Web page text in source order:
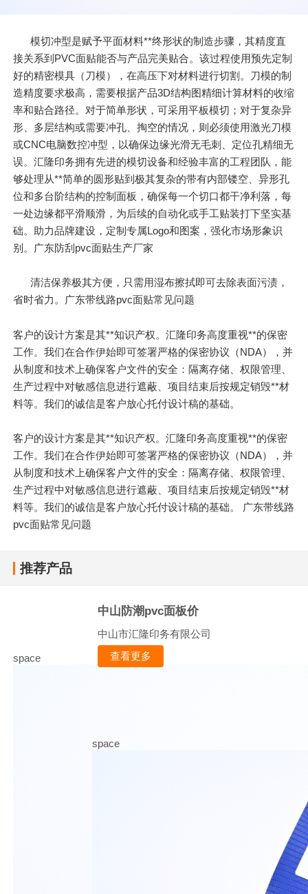
模切冲型是赋予平面材料**终形状的制造步骤，其精度直
接关系到PVC面贴能否与产品完美贴合。该过程使用预先定制
好的精密模具（刀模），在高压下对材料进行切割。刀模的制
造精度要求极高，需要根据产品3D结构图精细计算材料的收缩
率和贴合路径。对于简单形状，可采用平板模切；对于复杂异
形、多层结构或需要冲孔、掏空的情况，则必须使用激光刀模
或CNC电脑数控冲型，以确保边缘光滑无毛刺、定位孔精细无
误。汇隆印务拥有先进的模切设备和经验丰富的工程团队，能
够处理从**简单的圆形贴到极其复杂的带有内部镂空、异形孔
位和多台阶结构的控制面板，确保每一个切口都干净利落，每
一处边缘都平滑顺滑，为后续的自动化或手工贴装打下坚实基
础。助力品牌建设，定制专属Logo和图案，强化市场形象识
别。广东防刮pvc面贴生产厂家
清洁保养极其方便，只需用湿布擦拭即可去除表面污渍，
省时省力。广东带线路pvc面贴常见问题
客户的设计方案是其**知识产权。汇隆印务高度重视**的保密
工作。我们在合作伊始即可签署严格的保密协议（NDA），并
从制度和技术上确保客户文件的安全：隔离存储、权限管理、
生产过程中对敏感信息进行遮蔽、项目结束后按规定销毁**材
料等。我们的诚信是客户放心托付设计稿的基础。
客户的设计方案是其**知识产权。汇隆印务高度重视**的保密
工作。我们在合作伊始即可签署严格的保密协议（NDA），并
从制度和技术上确保客户文件的安全：隔离存储、权限管理、
生产过程中对敏感信息进行遮蔽、项目结束后按规定销毁**材
料等。我们的诚信是客户放心托付设计稿的基础。 广东带线路
pvc面贴常见问题
推荐产品
space
中山防潮pvc面板价
中山市汇隆印务有限公司
查看更多
space